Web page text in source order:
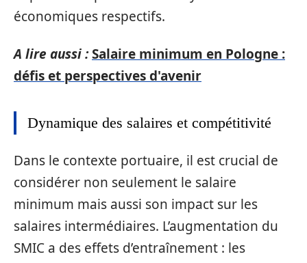
économiques respectifs.
A lire aussi :Salaire minimum en Pologne :
défis et perspectives d'avenir
Dynamique des salaires et compétitivité
Dans le contexte portuaire, il est crucial de
considérer non seulement le salaire
minimum mais aussi son impact sur les
salaires intermédiaires. L’augmentation du
SMIC a des effets d’entraînement : les